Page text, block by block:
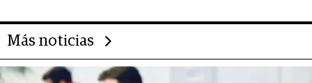
Más noticias